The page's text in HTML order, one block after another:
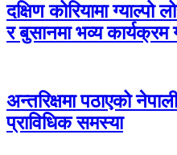
दक्षिण कोरियामा ग्याल्पो
र बुसानमा भव्य कार्यक्रम
अन्तरिक्षमा पठाएको
प्राविधिक समस्या